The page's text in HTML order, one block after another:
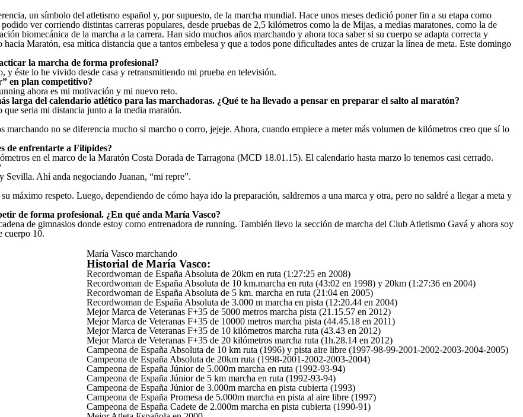
un símbolo del atletismo español y, por supuesto, de la marcha mundial. Hace unos meses dedició poner fin a su etapa como
ver corriendo distintas carreras populares, desde pruebas de 2,5 kilómetros como la de Mijas, a medias maratones, como la de
biomecánica de la marcha a la carrera. Han sido muchos años marchando y ahora toca saber si su cuerpo se adapta correcta y
Maratón, esa mítica distancia que a tantos embelesa y que a todos pone dificultades antes de cruzar la línea de meta. Este domingo
la marcha de forma profesional?
éste lo he vivido desde casa y retransmitiendo mi prueba en televisión.
en plan competitivo?
ahora es mi motivación y mi nuevo reto.
larga del calendario atlético para las marchadoras. ¿Qué te ha llevado a pensar en preparar el salto al maratón?
seria mi distancia junto a la media maratón.
marchando no se diferencia mucho si marcho o corro, jejeje. Ahora, cuando empiece a meter más volumen de kilómetros creo que sí lo
de enfrentarte a Filípides?
en el marco de la Maratón Costa Dorada de Tarragona (MCD 18.01.15). El calendario hasta marzo lo tenemos casi cerrado.
Sevilla. Ahí anda negociando Juanan, “mi repre”.
máximo respeto. Luego, dependiendo de cómo haya ido la preparación, saldremos a una marca y otra, pero no saldré a llegar a meta y
de forma profesional. ¿En qué anda María Vasco?
de gimnasios donde estoy como entrenadora de running. También llevo la sección de marcha del Club Atletismo Gavá y ahora soy
cuerpo 10.
María Vasco marchando
Historial de María Vasco:
Recordwoman de España Absoluta de 20km en ruta (1:27:25 en 2008)
Recordwoman de España Absoluta de 10 km.marcha en ruta (43:02 en 1998) y 20km (1:27:36 en 2004)
Recordwoman de España Absoluta de 5 km. marcha en ruta (21:04 en 2005)
Recordwoman de España Absoluta de 3.000 m marcha en pista (12:20.44 en 2004)
Mejor Marca de Veteranas F+35 de 5000 metros marcha pista (21.15.57 en 2012)
Mejor Marca de Veteranas F+35 de 10000 metros marcha pista (44.45.18 en 2011)
Mejor Marca de Veteranas F+35 de 10 kilómetros marcha ruta (43.43 en 2012)
Mejor Marca de Veteranas F+35 de 20 kilómetros marcha ruta (1h.28.14 en 2012)
Campeona de España Absoluta de 10 km ruta (1996) y pista aire libre (1997-98-99-2001-2002-2003-2004-2005)
Campeona de España Absoluta de 20km ruta (1998-2001-2002-2003-2004)
Campeona de España Júnior de 5.000m marcha en ruta (1992-93-94)
Campeona de España Júnior de 5 km marcha en ruta (1992-93-94)
Campeona de España Júnior de 3.000m marcha en pista cubierta (1993)
Campeona de España Promesa de 5.000m marcha en pista al aire libre (1997)
Campeona de España Cadete de 2.000m marcha en pista cubierta (1990-91)